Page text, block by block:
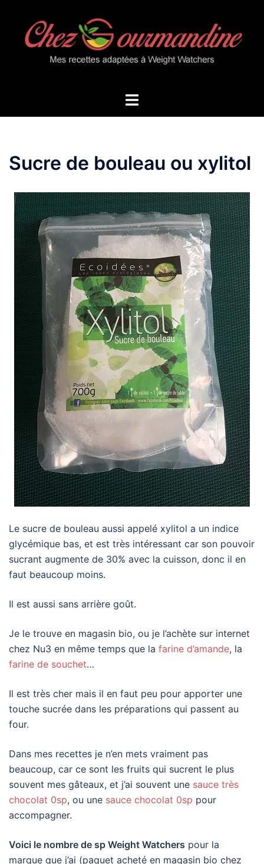
contenu
Ouvrir/fermer
Sucre de bouleau ou xylitol
Le sucre de bouleau aussi appelé xylitol a un indice
glycémique bas, et est très intéressant car son pouvoir
sucrant augmente de 30% avec la cuisson, donc il en
faut beaucoup moins.
Il est aussi sans arrière goût.
Je le trouve en magasin bio, ou je l’achète sur internet
chez Nu3 en même temps que la farine d’amande, la
farine de souchet…
Il est très cher mais il en faut peu pour apporter une
touche sucrée dans les préparations qui passent au
four.
Dans mes recettes je n’en mets vraiment pas
beaucoup, car ce sont les fruits qui sucrent le plus
souvent mes gâteaux, et j’ai souvent une sauce très
chocolat 0sp, ou une sauce chocolat 0sp pour
accompagner.
Voici le nombre de sp Weight Watchers pour la
marque que j’ai (paquet acheté en magasin bio chez